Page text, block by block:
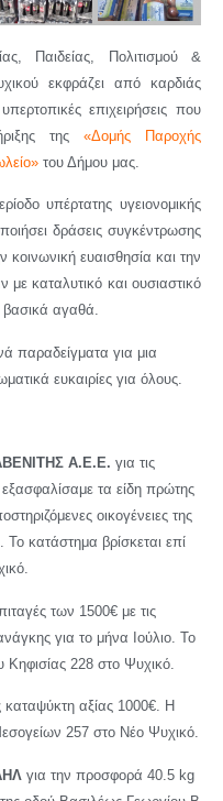
Παιδείας, Πολιτισμού &
εκφράζει από καρδιάς
επιχειρήσεις που
της «Δομής Παροχής
του Δήμου μας.
υπέρτατης υγειονομικής
δράσεις συγκέντρωσης
ευαισθησία και την
καταλυτικό και ουσιαστικό
βασικά αγαθά.
παραδείγματα για μια
ευκαιρίες για όλους.
Α.Ε.Ε. για τις
τα είδη πρώτης
οικογένειες της
κατάστημα βρίσκεται επί
των 1500€ με τις
για το μήνα Ιούλιο. Το
Κηφισίας 228 στο Ψυχικό.
καταψύκτη αξίας 1000€. Η
257 στο Νέο Ψυχικό.
για την προσφορά 40.5 kg